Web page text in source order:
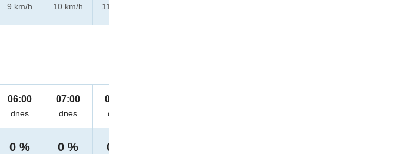
9 km/h
10 km/h
11 km/h
06:00
dnes
0 %
07:00
dnes
0 %
08:00
dnes
0 %